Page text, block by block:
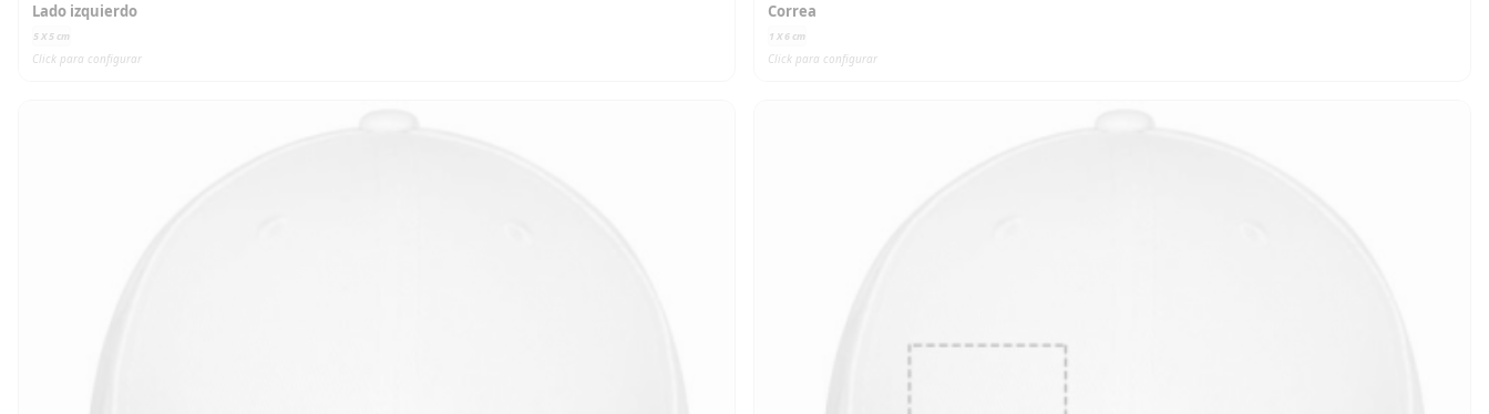
Lado izquierdo
5 X 5 cm
Click para configurar
Correa
1 X 6 cm
Click para configurar